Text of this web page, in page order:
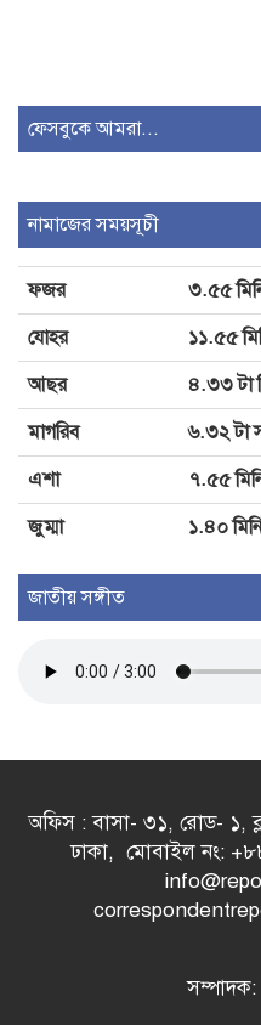
লাশ
বাবা-
ফেসবুকে আমরা...
নামাজের সময়সূচী
ফজর
৩.৫৫
যোহর
১১.৫৫
আছর
৪.৩৩ টা
মাগরিব
৬.৩২ টা
এশা
৭.৫৫
জুম্মা
১.৪০
জাতীয় সঙ্গীত
অফিস : বাসা- ৩১, রোড- ১,
ঢাকা, মোবাইল নং:
সম্পাদক: